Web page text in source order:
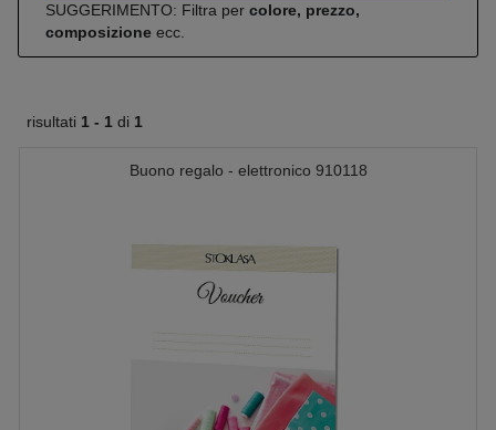
SUGGERIMENTO: Filtra per colore, prezzo,
composizione ecc.
risultati 1 - 1 di 1
Buono regalo - elettronico 910118